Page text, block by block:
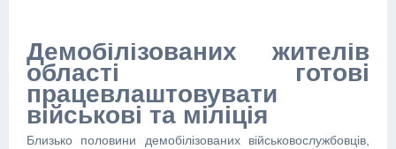
Демобілізованих жителів
області готові
працевлаштовувати
військові та міліція
Близько половини демобілізованих військовослужбовців,